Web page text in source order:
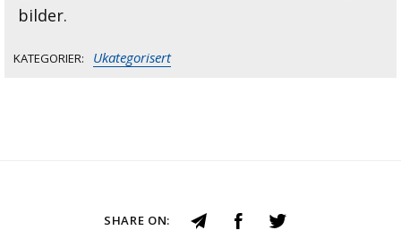
bilder.
KATEGORIER Ukategorisert
SHARE ON: